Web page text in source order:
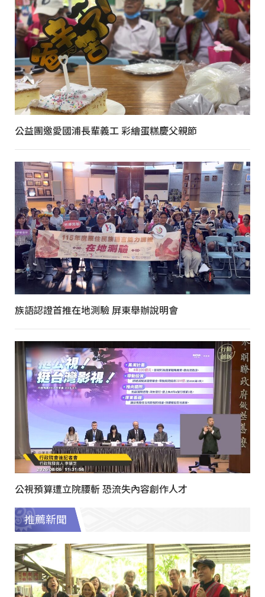
公益團邀愛國浦長輩義工 彩繪蛋糕慶父親節
族語認證首推在地測驗 屏東舉辦說明會
公視預算遭立院腰斬 恐流失內容創作人才
推薦新聞